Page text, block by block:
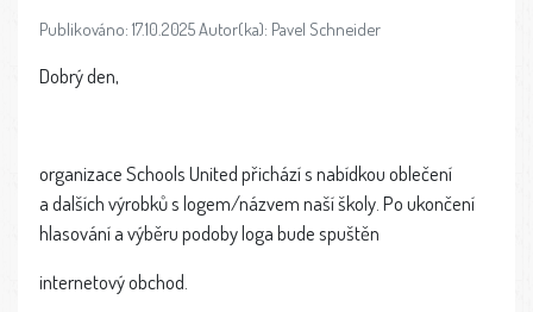
Publikováno: 17.10.2025 Autor(ka): Pavel Schneider
Dobrý den,
organizace Schools United přichází s nabídkou oblečení
a dalších výrobků s logem/názvem naší školy. Po ukončení
hlasování a výběru podoby loga bude spuštěn
internetový obchod.